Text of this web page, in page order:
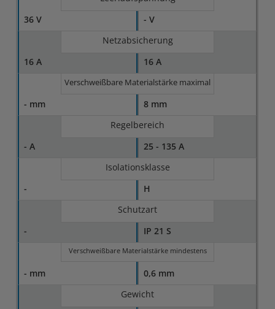
36 V
- V
Netzabsicherung
16 A
16 A
Verschweißbare Materialstärke maximal
- mm
8 mm
Regelbereich
- A
25 - 135 A
Isolationsklasse
-
H
Schutzart
-
IP 21 S
Verschweißbare Materialstärke mindestens
- mm
0,6 mm
Gewicht